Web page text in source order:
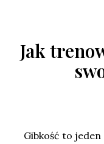
Jak
Gibkość to